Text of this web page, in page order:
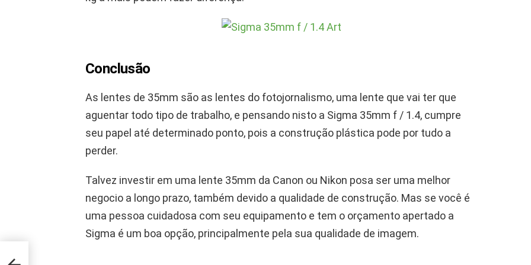
Conclusão
As lentes de 35mm são as lentes do fotojornalismo, uma lente que vai ter que
aguentar todo tipo de trabalho, e pensando nisto a Sigma 35mm f / 1.4, cumpre
seu papel até determinado ponto, pois a construção plástica pode por tudo a
perder.
Talvez investir em uma lente 35mm da Canon ou Nikon posa ser uma melhor
negocio a longo prazo, também devido a qualidade de construção. Mas se você é
uma pessoa cuidadosa com seu equipamento e tem o orçamento apertado a
Sigma é um boa opção, principalmente pela sua qualidade de imagem.